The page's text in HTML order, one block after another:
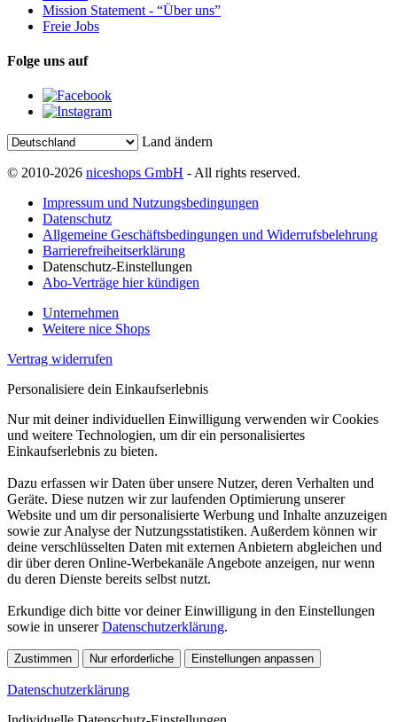
Mission Statement - “Über uns”
Freie Jobs
Folge uns auf
Land ändern
© 2010-2026 niceshops GmbH - All rights reserved.
Impressum und Nutzungsbedingungen
Datenschutz
Allgemeine Geschäftsbedingungen und Widerrufsbelehrung
Barrierefreiheitserklärung
Datenschutz-Einstellungen
Abo-Verträge hier kündigen
Unternehmen
Weitere nice Shops
Vertrag widerrufen
Personalisiere dein Einkaufserlebnis
Nur mit deiner individuellen Einwilligung verwenden wir Cookies
und weitere Technologien, um dir ein personalisiertes
Einkaufserlebnis zu bieten.
Dazu erfassen wir Daten über unsere Nutzer, deren Verhalten und
Geräte. Diese nutzen wir zur laufenden Optimierung unserer
Website und um dir personalisierte Werbung und Inhalte anzuzeigen
sowie zur Analyse der Nutzungsstatistiken. Außerdem können wir
deine verschlüsselten Daten mit externen Anbietern abgleichen und
dir über deren Online-Werbekanäle Angebote anzeigen, nur wenn
du deren Dienste bereits selbst nutzt.
Erkundige dich bitte vor deiner Einwilligung in den Einstellungen
sowie in unsererDatenschutzerklärung.
Zustimmen Nur erforderliche Einstellungen anpassen
Datenschutzerklärung